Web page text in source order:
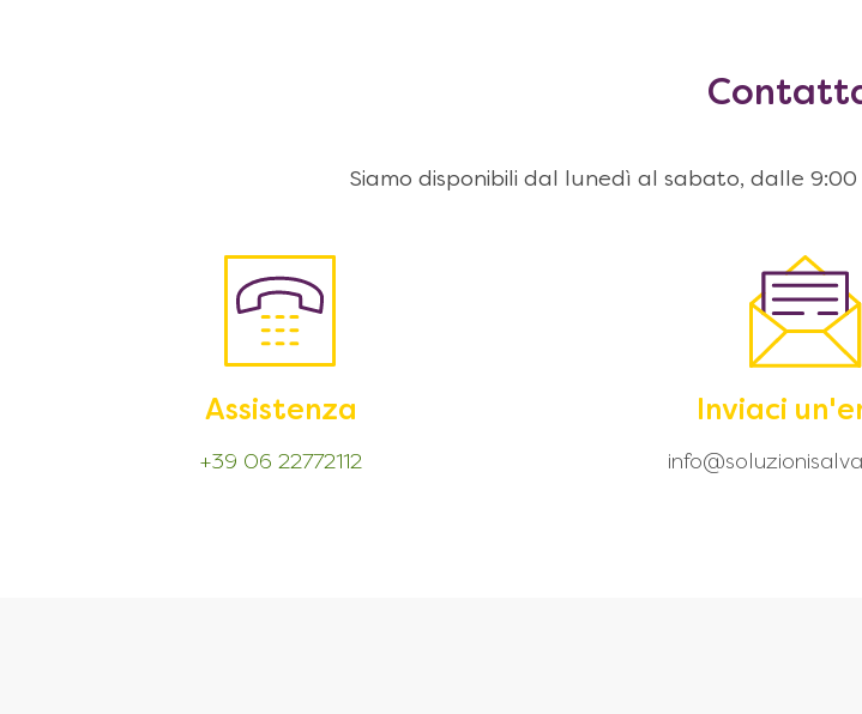
Siamo disponibili dal lunedì al sabato, dalle 9:00
Assistenza
+39 06 22772112
Inviaci